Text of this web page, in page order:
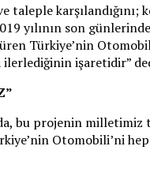
taleple
yılının son
Türkiye’nin
ilerlediğinin işaretidir”
bu projenin milletimiz
Otomobili’ni